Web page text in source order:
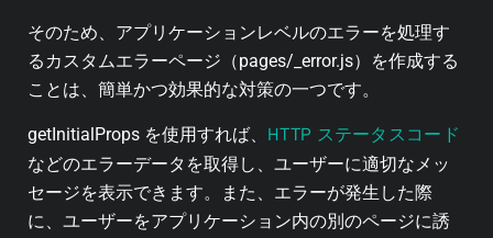
そのため、アプリケーションレベルのエラーを処理す
るカスタムエラーページ（pages/_error.js）を作成する
ことは、簡単かつ効果的な対策の一つです。
getInitialProps を使用すれば、 HTTP ステータスコード
などのエラーデータを取得し、ユーザーに適切なメッ
セージを表示できます。また、エラーが発生した際
に、ユーザーをアプリケーション内の別のページに誘